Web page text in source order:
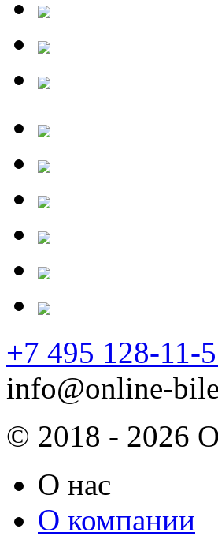
+7 495 128-11-
info@online-
© 2018 - 2026
О нас
О компании